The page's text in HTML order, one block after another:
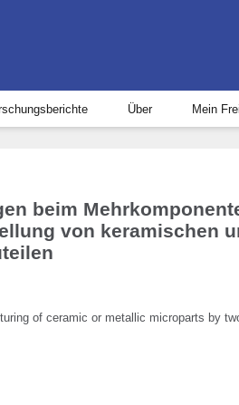
Über Mein
beim
von keramischen
of ceramic or metallic microparts by